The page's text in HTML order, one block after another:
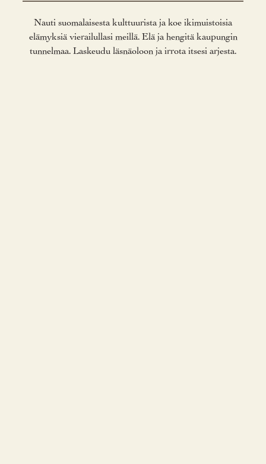
Nauti suomalaisesta kulttuurista ja koe ikimuistoisia
elämyksiä vierailullasi meillä. Elä ja hengitä kaupungin
tunnelmaa. Laskeudu läsnäoloon ja irrota itsesi arjesta.